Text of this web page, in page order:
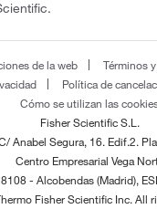
de la web
Términos
Política de
Cómo se utilizan las
Fisher Scientific S.L.
Anabel Segura, 16. Edif.2.
Centro Empresarial Vega
- Alcobendas (Madrid),
Fisher Scientific Inc. All